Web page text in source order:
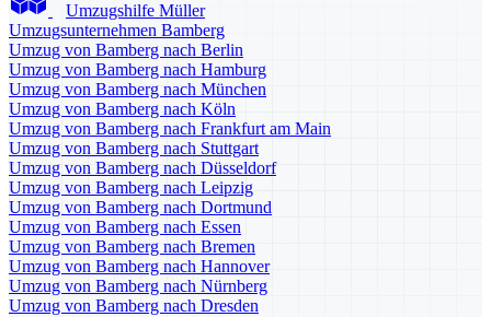
Umzugshilfe Müller
Umzugsunternehmen Bamberg
Umzug von Bamberg nach Berlin
Umzug von Bamberg nach Hamburg
Umzug von Bamberg nach München
Umzug von Bamberg nach Köln
Umzug von Bamberg nach Frankfurt am Main
Umzug von Bamberg nach Stuttgart
Umzug von Bamberg nach Düsseldorf
Umzug von Bamberg nach Leipzig
Umzug von Bamberg nach Dortmund
Umzug von Bamberg nach Essen
Umzug von Bamberg nach Bremen
Umzug von Bamberg nach Hannover
Umzug von Bamberg nach Nürnberg
Umzug von Bamberg nach Dresden